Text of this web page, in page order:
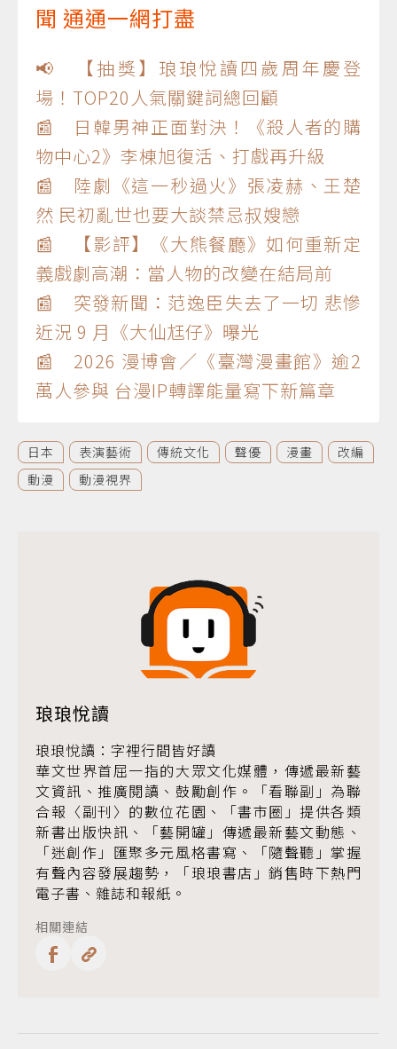
聞 通通一網打盡
📢 【抽獎】琅琅悅讀四歲周年慶登
場！TOP20人氣關鍵詞總回顧
📰 日韓男神正面對決！《殺人者的購
物中心2》李棟旭復活、打戲再升級
📰 陸劇《這一秒過火》張凌赫、王楚
然 民初亂世也要大談禁忌叔嫂戀
📰 【影評】《大熊餐廳》如何重新定
義戲劇高潮：當人物的改變在結局前
📰 突發新聞：范逸臣失去了一切 悲慘
近況 9 月《大仙尪仔》曝光
📰 2026 漫博會／《臺灣漫畫館》逾2
萬人參與 台漫IP轉譯能量寫下新篇章
日本 表演藝術 傳統文化 聲優 漫畫
改編
動漫
動漫視界
琅琅悅讀
琅琅悅讀：字裡行間皆好讀
華文世界首屈一指的大眾文化媒體，傳遞最新藝
文資訊、推廣閱讀、鼓勵創作。「看聯副」為聯
合報〈副刊〉的數位花園、「書市圈」提供各類
新書出版快訊、「藝開罐」傳遞最新藝文動態、
「迷創作」匯聚多元風格書寫、「隨聲聽」掌握
有聲內容發展趨勢，「琅琅書店」銷售時下熱門
電子書、雜誌和報紙。
相關連結